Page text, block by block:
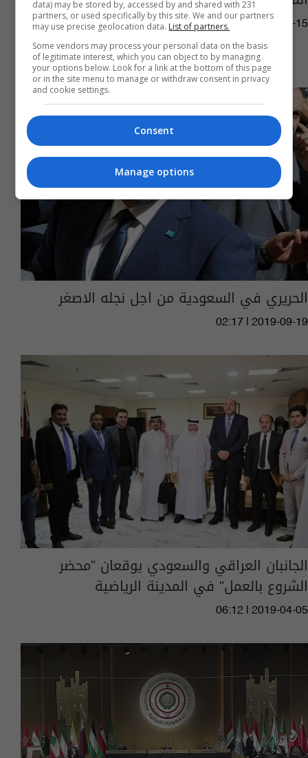
10:36 | 2020-04-15
الحريري في السعودية من اجل نجله الاصغر
02:17 | 2019-09-19
الجانبان العراقي والسعودي يوقعان "محضر
الشروع بالعمل" في المدينة الرياضية
06:12 | 2019-04-05
data) may be stored by, accessed by and shared with 231
partners, or used specifically by this site. We and our partners
may use precise geolocation data. List of partners.
Some vendors may process your personal data on the basis
of legitimate interest, which you can object to by managing
your options below. Look for a link at the bottom of this page
or in the site menu to manage or withdraw consent in privacy
and cookie settings.
Consent
Manage options